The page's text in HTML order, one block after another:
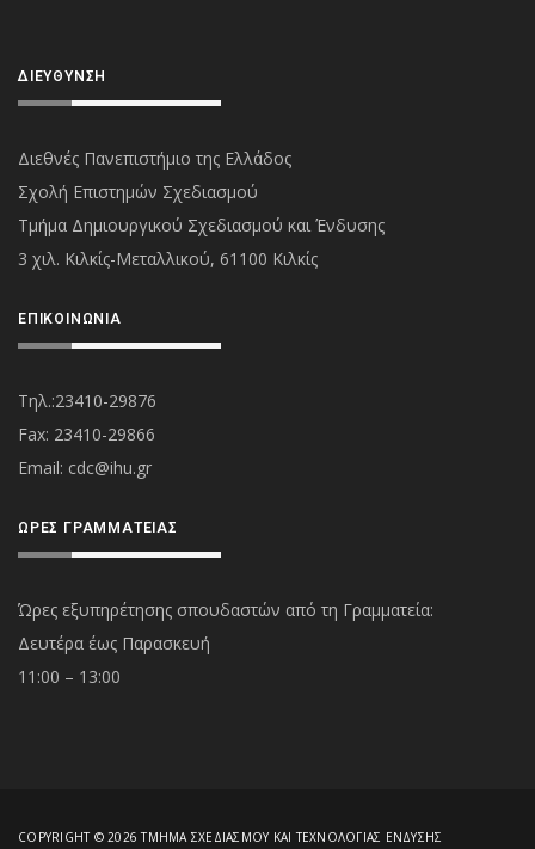
ΔΙΕΎΘΥΝΣΗ
Διεθνές Πανεπιστήμιο της Ελλάδος
Σχολή Επιστημών Σχεδιασμού
Τμήμα Δημιουργικού Σχεδιασμού και Ένδυσης
3 χιλ. Κιλκίς-Μεταλλικού, 61100 Κιλκίς
ΕΠΙΚΟΙΝΩΝΊΑ
Τηλ.:23410-29876
Fax: 23410-29866
Εmail: cdc@ihu.gr
ΏΡΕΣ ΓΡΑΜΜΑΤΕΊΑΣ
Ώρες εξυπηρέτησης σπουδαστών από τη Γραμματεία:
Δευτέρα έως Παρασκευή
11:00 – 13:00
COPYRIGHT © 2026 ΤΜΉΜΑ ΣΧΕΔΙΑΣΜΟΎ ΚΑΙ ΤΕΧΝΟΛΟΓΊΑΣ ΈΝΔΥΣΗΣ